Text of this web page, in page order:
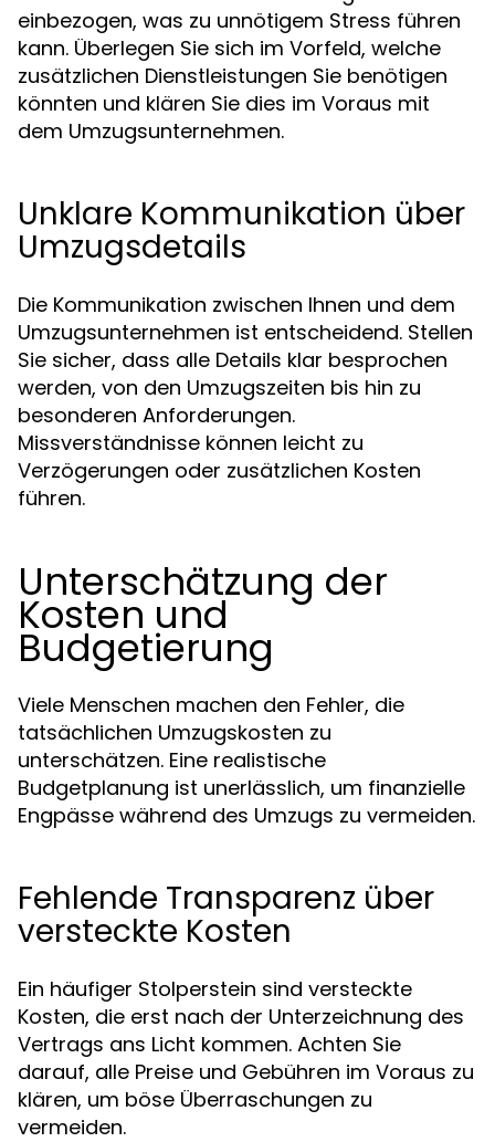
einbezogen, was zu unnötigem Stress führen
kann. Überlegen Sie sich im Vorfeld, welche
zusätzlichen Dienstleistungen Sie benötigen
könnten und klären Sie dies im Voraus mit
dem Umzugsunternehmen.
Unklare Kommunikation über
Umzugsdetails
Die Kommunikation zwischen Ihnen und dem
Umzugsunternehmen ist entscheidend. Stellen
Sie sicher, dass alle Details klar besprochen
werden, von den Umzugszeiten bis hin zu
besonderen Anforderungen.
Missverständnisse können leicht zu
Verzögerungen oder zusätzlichen Kosten
führen.
Unterschätzung der
Kosten und
Budgetierung
Viele Menschen machen den Fehler, die
tatsächlichen Umzugskosten zu
unterschätzen. Eine realistische
Budgetplanung ist unerlässlich, um finanzielle
Engpässe während des Umzugs zu vermeiden.
Fehlende Transparenz über
versteckte Kosten
Ein häufiger Stolperstein sind versteckte
Kosten, die erst nach der Unterzeichnung des
Vertrags ans Licht kommen. Achten Sie
darauf, alle Preise und Gebühren im Voraus zu
klären, um böse Überraschungen zu
vermeiden.